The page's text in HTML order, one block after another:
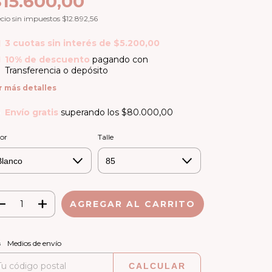
sin impuestos $12.892,56
3 cuotas sin interés de $5.200,00
10% de descuento pagando con
Transferencia o depósito
más detalles
Envío gratis superando los $80.000,00
Talle
para el CP:
Medios de envío
CALCULAR